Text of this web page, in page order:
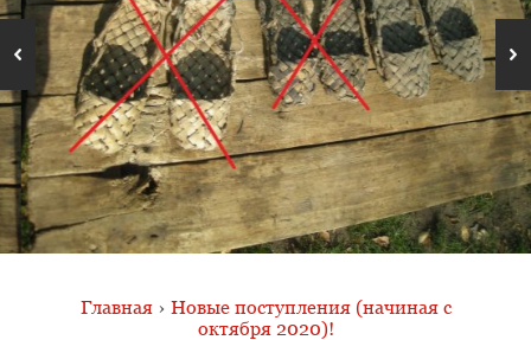
Главная › Новые поступления (начиная с
октября 2020)!